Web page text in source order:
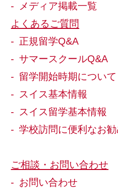
メディア掲載一覧
よくあるご質問
正規留学Q&A
サマースクールQ&A
留学開始時期について
スイス基本情報
スイス留学基本情報
学校訪問に便利なお
ご相談・お問い合わせ
お問い合わせ